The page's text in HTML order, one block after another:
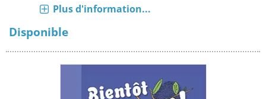
Plus d'information...
Disponible